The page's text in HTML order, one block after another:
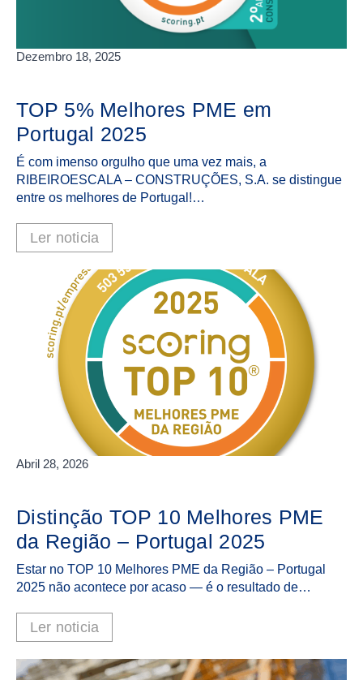
TOP 5% Melhores PME em
Portugal 2025
Dezembro 18, 2025
É com imenso orgulho que uma vez mais, a
RIBEIROESCALA – CONSTRUÇÕES, S.A. se distingue
entre os melhores de Portugal!…
Ler noticia
Distinção TOP 10 Melhores PME
da Região – Portugal 2025
Abril 28, 2026
Estar no TOP 10 Melhores PME da Região – Portugal
2025 não acontece por acaso — é o resultado de…
Ler noticia